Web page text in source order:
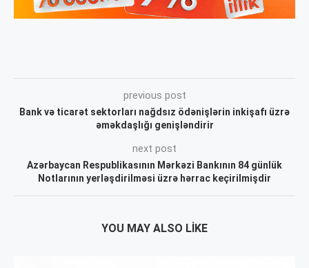
previous post
Bank və ticarət sektorları nağdsız ödənişlərin inkişafı üzrə
əməkdaşlığı genişləndirir
next post
Azərbaycan Respublikasının Mərkəzi Bankının 84 günlük
Notlarının yerləşdirilməsi üzrə hərrac keçirilmişdir
YOU MAY ALSO LIKE